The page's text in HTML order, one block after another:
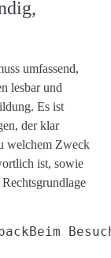
umfassend,
lesbar und
Es ist
derklar
welchem ​​Zweck
ist, sowie
Beim